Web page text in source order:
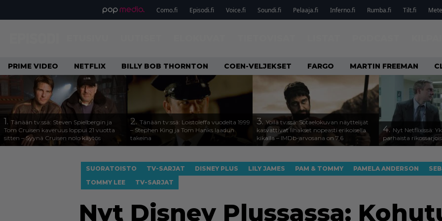
Como.fi Episodi.fi Voice.fi Soundi.fi Pelaaja.fi Inferno.fi Rumba.fi Tilt.fi
PRIME VIDEO NETFLIX BILLY BOB THORNTON COEN-VELJEKSET FARGO MARTIN FREEMAN
1. Tänään tv:ssä: Steven Spielbergin ja
Tom Cruisen kaveruus loppui 21 vuotta
sitten – Syynä Cruisen nolo käytös
2. Tänään tv:ssä: Loistoleffa vuodelta 1999
– Stephen King ja Tom Hanks laadun
takeina
3. Yöllä tv:ssä: Sotaelokuvan näyttelijät
kasvattivat lihakset nopeasti erikoisella
kikalla – IMDb-arvosana on 7,6
4. Nyt Netflixissä:
parhaista
SUORATOISTO TV-SARJAT DISNEY PLUS LILY JAMES PAM & TOMMY PAMELA ANDERSON
TOMMY LEE
TV-SARJAT
Nyt Disney Plussassa: